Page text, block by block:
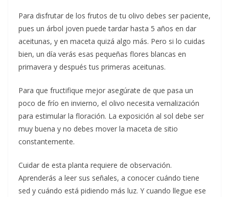
Para disfrutar de los frutos de tu olivo debes ser paciente,
pues un árbol joven puede tardar hasta 5 años en dar
aceitunas, y en maceta quizá algo más. Pero si lo cuidas
bien, un día verás esas pequeñas flores blancas en
primavera y después tus primeras aceitunas.
Para que fructifique mejor asegúrate de que pasa un
poco de frío en invierno, el olivo necesita vernalización
para estimular la floración. La exposición al sol debe ser
muy buena y no debes mover la maceta de sitio
constantemente.
Cuidar de esta planta requiere de observación.
Aprenderás a leer sus señales, a conocer cuándo tiene
sed y cuándo está pidiendo más luz. Y cuando llegue ese